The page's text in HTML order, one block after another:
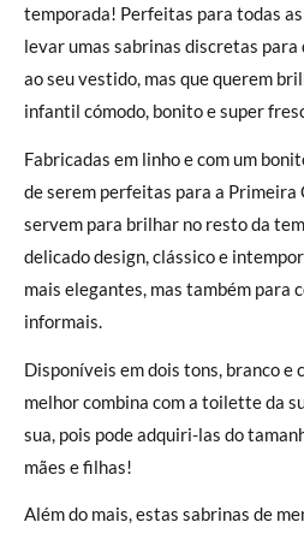
temporada! Perfeitas para todas
levar umas sabrinas discretas
ao seu vestido, mas que querem
infantil cómodo, bonito e super
Fabricadas em linho e com um
de serem perfeitas para a Primeira
servem para brilhar no resto da
delicado design, clássico e
mais elegantes, mas também para
informais.
Disponíveis em dois tons, branco e
melhor combina com a toilette da
sua, pois pode adquiri-las do
mães e filhas!
Além do mais, estas sabrinas de